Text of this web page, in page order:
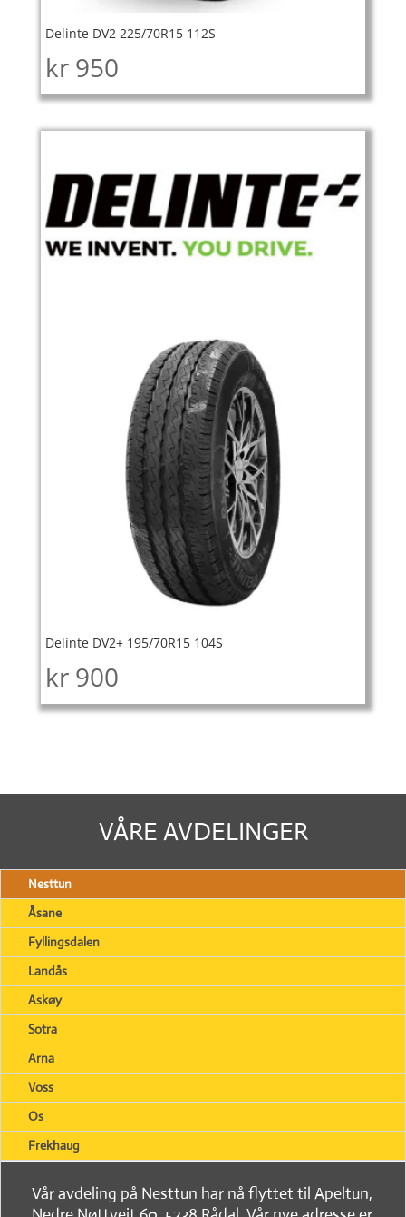
Delinte DV2 225/70R15 112S
kr 950
Delinte DV2+ 195/70R15 104S
kr 900
VÅRE AVDELINGER
Nesttun
Åsane
Fyllingsdalen
Landås
Askøy
Sotra
Arna
Voss
Os
Frekhaug
Vår avdeling på Nesttun har nå flyttet til Apeltun,